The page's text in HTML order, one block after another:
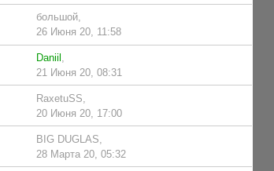
большой,
26 Июня 20, 11:58
Daniil ,
21 Июня 20, 08:31
RaxetuSS
20 Июня 20, 17:00
BIG DUGLAS
28 Марта 20, 05:32